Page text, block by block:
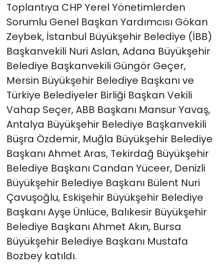
Toplantıya CHP Yerel Yönetimlerden
Sorumlu Genel Başkan Yardımcısı Gökan
Zeybek, İstanbul Büyükşehir Belediye (İBB)
Başkanvekili Nuri Aslan, Adana Büyükşehir
Belediye Başkanvekili Güngör Geçer,
Mersin Büyükşehir Belediye Başkanı ve
Türkiye Belediyeler Birliği Başkan Vekili
Vahap Seçer, ABB Başkanı Mansur Yavaş,
Antalya Büyükşehir Belediye Başkanvekili
Büşra Özdemir, Muğla Büyükşehir Belediye
Başkanı Ahmet Aras, Tekirdağ Büyükşehir
Belediye Başkanı Candan Yüceer, Denizli
Büyükşehir Belediye Başkanı Bülent Nuri
Çavuşoğlu, Eskişehir Büyükşehir Belediye
Başkanı Ayşe Ünlüce, Balıkesir Büyükşehir
Belediye Başkanı Ahmet Akın, Bursa
Büyükşehir Belediye Başkanı Mustafa
Bozbey katıldı.